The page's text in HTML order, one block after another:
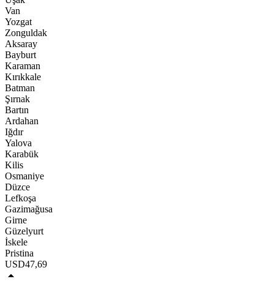
Van
Yozgat
Zonguldak
Aksaray
Bayburt
Karaman
Kırıkkale
Batman
Şırnak
Bartın
Ardahan
Iğdır
Yalova
Karabük
Kilis
Osmaniye
Düzce
Lefkoşa
Gazimağusa
Girne
Güzelyurt
İskele
Pristina
USD47,69